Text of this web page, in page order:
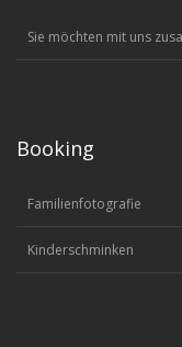
Sie möchten mit uns
Booking
Familienfotografie
Kinderschminken